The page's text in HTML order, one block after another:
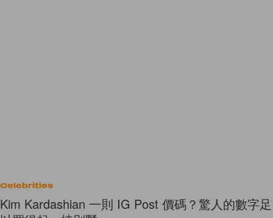
Celebrities
Kim Kardashian 一則 IG Post 價碼？驚人的數字足